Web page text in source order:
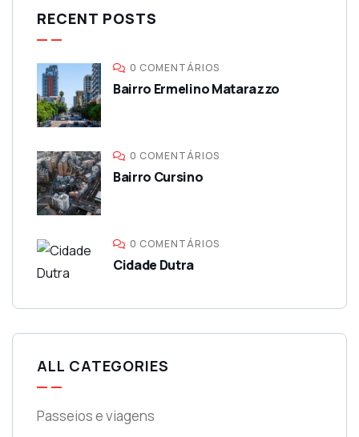
RECENT POSTS
0 COMENTÁRIOS
Bairro Ermelino Matarazzo
0 COMENTÁRIOS
Bairro Cursino
0 COMENTÁRIOS
Cidade Dutra‎
ALL CATEGORIES
Passeios e viagens